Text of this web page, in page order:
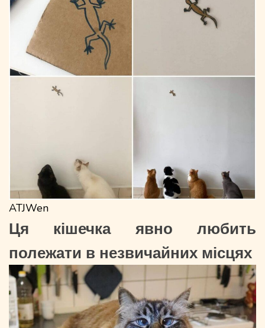
ATJWen
Ця кішечка явно любить
полежати в незвичайних місцях